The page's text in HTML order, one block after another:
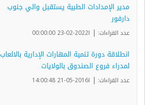
مدير الإمدادات الطبية يستقبل والي جنوب
دارفور
عدد القراءات: | ا2022-02-23 00:00:00
انطلاقة دورة تنمية المهارات الإدارية بالالعاب
لمدراء فروع الصندوق بالولايات
عدد القراءات: | ا2016-05-21 14:00:48